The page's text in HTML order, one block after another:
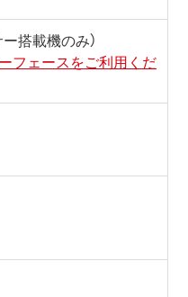
搭載機のみ）
フェースをご利用くだ